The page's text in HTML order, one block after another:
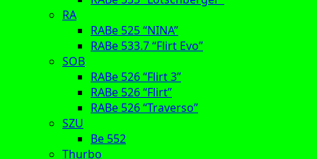
RA
RABe 525 “NINA”
RABe 533.7 “Flirt Evo”
SOB
RABe 526 “Flirt 3”
RABe 526 “Flirt”
RABe 526 “Traverso”
SZU
Be 552
Thurbo